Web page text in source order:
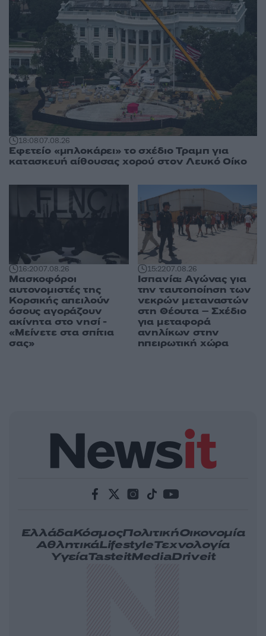
18:0807.08.26
Εφετείο «μπλοκάρει» το σχέδιο Τραμπ για
κατασκευή αίθουσας χορού στον Λευκό Οίκο
16:2007.08.26
Μασκοφόροι
αυτονομιστές της
Κορσικής απειλούν
όσους αγοράζουν
ακίνητα στο νησί -
«Μείνετε στα σπίτια
σας»
15:2207.08.26
Ισπανία: Αγώνας για
την ταυτοποίηση των
νεκρών μεταναστών
στη Θέουτα – Σχέδιο
για μεταφορά
ανηλίκων στην
ηπειρωτική χώρα
ΕλλάδαΚόσμοςΠολιτικήΟικονομία
ΑθλητικάLifestyleΤεχνολογία
ΥγείαTasteitMediaDriveit